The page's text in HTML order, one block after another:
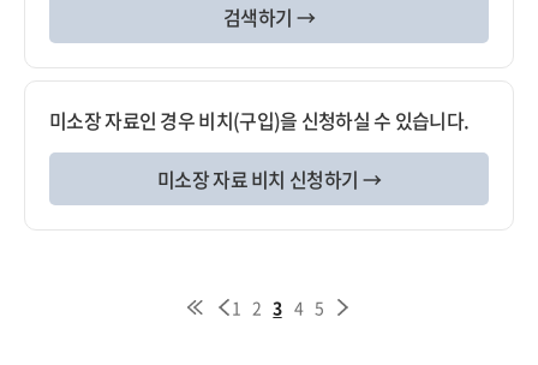
검색하기 →
미소장 자료인 경우 비치(구입)을 신청하실 수 있습니다.
미소장 자료 비치 신청하기 →
1 2 3 4 5